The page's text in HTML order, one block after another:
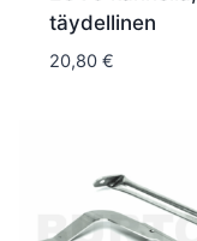
täydellinen
20,80 €